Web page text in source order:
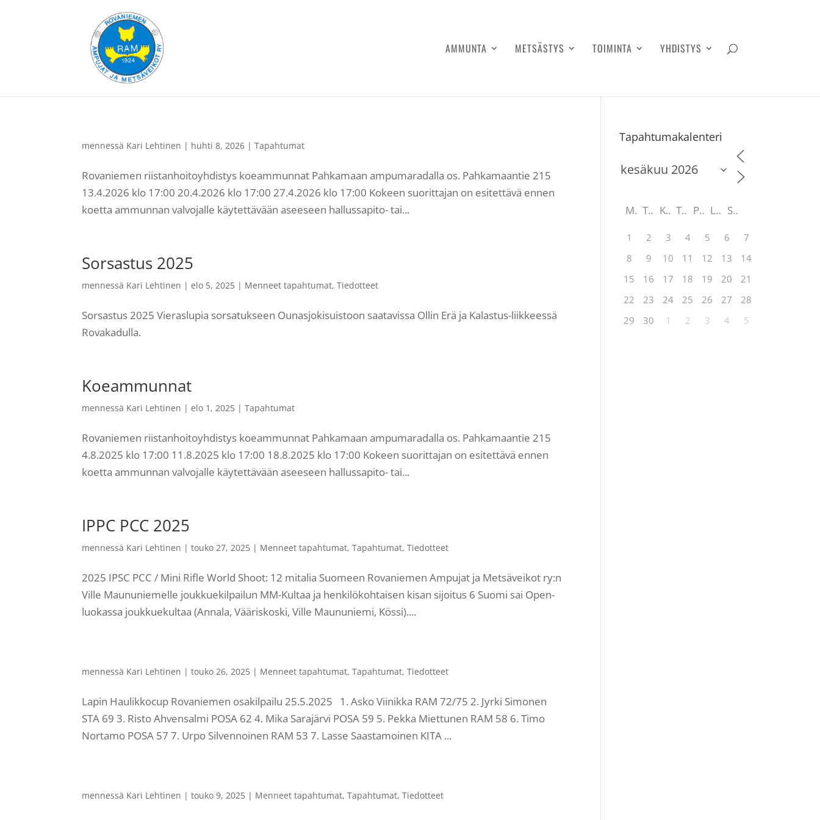
AMMUNTA METSÄSTYS TOIMINTA YHDISTYS
mennessä Kari Lehtinen | huhti 8, 2026 |Tapahtumat
Rovaniemen riistanhoitoyhdistys koeammunnat Pahkamaan ampumaradalla os. Pahkamaantie 215
13.4.2026 klo 17:00 20.4.2026 klo 17:00 27.4.2026 klo 17:00 Kokeen suorittajan on esitettävä ennen
koetta ammunnan valvojalle käytettävään aseeseen hallussapito- tai...
Sorsastus 2025
mennessä Kari Lehtinen |elo 5, 2025 | Menneet tapahtumat,Tiedotteet
Sorsastus 2025 Vieraslupia sorsatukseen Ounasjokisuistoon saatavissa Ollin Erä ja Kalastus-liikkeessä
Rovakadulla.
Koeammunnat
mennessä Kari Lehtinen |elo 1, 2025 |Tapahtumat
Rovaniemen riistanhoitoyhdistys koeammunnat Pahkamaan ampumaradalla os. Pahkamaantie 215
4.8.2025 klo 17:00 11.8.2025 klo 17:00 18.8.2025 klo 17:00 Kokeen suorittajan on esitettävä ennen
koetta ammunnan valvojalle käytettävään aseeseen hallussapito- tai...
IPPC PCC 2025
mennessä Kari Lehtinen |touko 27, 2025 | Menneet tapahtumat,Tapahtumat,Tiedotteet
2025 IPSC PCC / Mini Rifle World Shoot: 12 mitalia Suomeen Rovaniemen Ampujat ja Metsäveikot ry:n
Ville Maununiemelle joukkuekilpailun MM-Kultaa ja henkilökohtaisen kisan sijoitus 6 Suomi sai Open-
luokassa joukkuekultaa (Annala, Vääriskoski, Ville Maununiemi, Kössi)....
mennessä Kari Lehtinen |touko 26, 2025 | Menneet tapahtumat,Tapahtumat,Tiedotteet
Lapin Haulikkocup Rovaniemen osakilpailu 25.5.2025 1. Asko Viinikka RAM 72/75 2. Jyrki Simonen
STA 69 3. Risto Ahvensalmi POSA 62 4. Mika Sarajärvi POSA 59 5. Pekka Miettunen RAM 58 6. Timo
Nortamo POSA 57 7. Urpo Silvennoinen RAM 53 7. Lasse Saastamoinen KITA ...
mennessä Kari Lehtinen |touko 9, 2025 | Menneet tapahtumat,Tapahtumat,Tiedotteet
Tapahtumakalenteri
M T K T P L S
1 2 3 4 5 6
7
8
9 10 11 12 13
14
15
16 17 18 19 20
21
22
23 24 25 26 27
28
29
30 1 2 3 4 5